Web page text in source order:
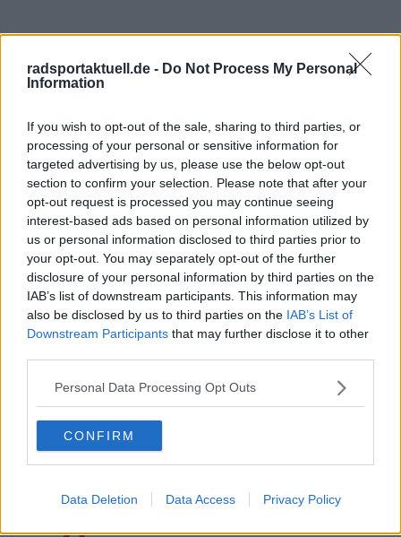
radsportaktuell.de - Do Not Process My Personal
Information
If you wish to opt-out of the sale, sharing to third parties, or
processing of your personal or sensitive information for
targeted advertising by us, please use the below opt-out
section to confirm your selection. Please note that after your
opt-out request is processed you may continue seeing
interest-based ads based on personal information utilized by
us or personal information disclosed to third parties prior to
your opt-out. You may separately opt-out of the further
disclosure of your personal information by third parties on the
IAB’s list of downstream participants. This information may
also be disclosed by us to third parties on the IAB’s List of
Downstream Participants that may further disclose it to other
Personal Data Processing Opt Outs
CONFIRM
Data Deletion Data Access Privacy Policy